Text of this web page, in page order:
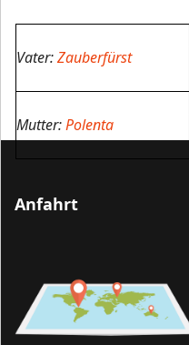
Vater:Zauberfürst
Mutter:Polenta
Anfahrt